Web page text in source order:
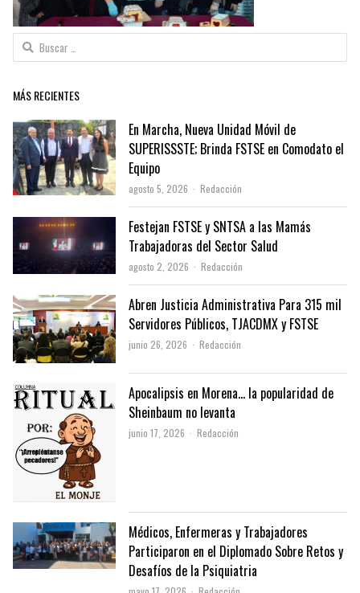
Buscar:
MÁS RECIENTES
En Marcha, Nueva Unidad Móvil de
SUPERISSSTE; Brinda FSTSE en Comodato el
Equipo
agosto 5, 2026 Author
Redacción
Festejan FSTSE y SNTSA a las Mamás
Trabajadoras del Sector Salud
agosto 2, 2026 Author
Redacción
Abren Justicia Administrativa Para 315 mil
Servidores Públicos, TJACDMX y FSTSE
junio 26, 2026 Author
Redacción
Apocalipsis en Morena… la popularidad de
Sheinbaum no levanta
junio 17, 2026 Author
Redacción
Médicos, Enfermeras y Trabajadores
Participaron en el Diplomado Sobre Retos y
Desafíos de la Psiquiatria
Author